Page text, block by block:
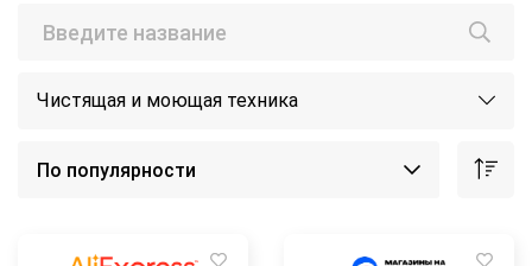
Чистящая и моющая техника